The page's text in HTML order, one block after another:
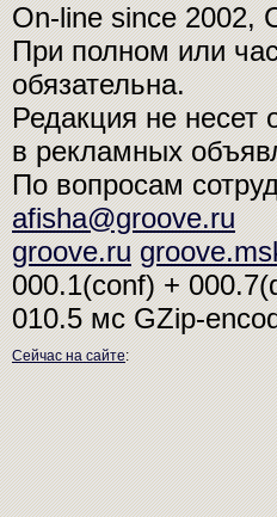
On-line since 2002,
При полном или
обязательна.
Редакция не несет
в рекламных
По вопросам
afisha@groove.ru
groove.ru
000.1(conf) +
010.5 мсGZip-
Сейчас на сайте: